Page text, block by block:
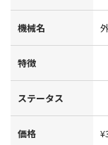
機械名
特徴
ステータス
価格